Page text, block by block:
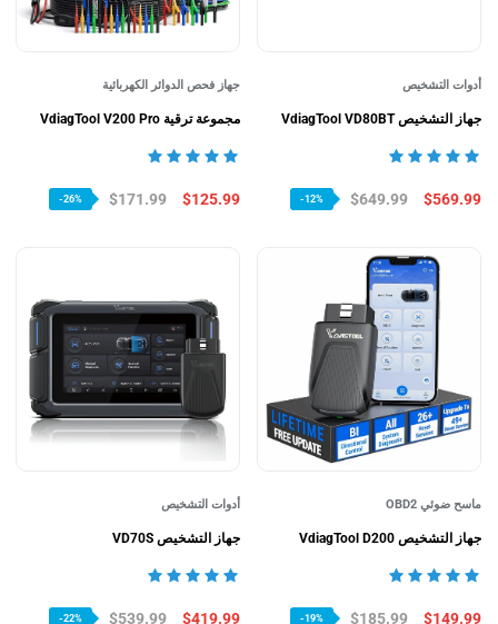
أدوات التشخيص
جهاز التشخيص VdiagTool VD80BT
$569.99
$649.99
-12%
ماسح ضوئي OBD2
جهاز التشخيص VdiagTool D200
$149.99
$185.99
-19%
جهاز فحص الدوائر الكهربائية
مجموعة ترقية VdiagTool V200 Pro
$125.99
$171.99
-26%
أدوات التشخيص
جهاز التشخيص VD70S
$419.99
$539.99
-22%